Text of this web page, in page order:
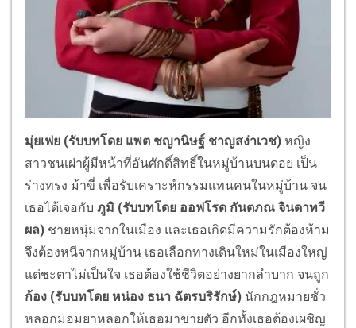
มุ่ยเฟย (รับบทโดย แพต ชญานิษฐ์ ชาญสง่าเวช) หญิง
สาวชนเผ่าผู้มีหน้าที่อันศักดิ์สิทธิ์ในหมู่บ้านบนดอย เป็น
ร่างทรง ม้าขี่ เพื่อรับเคราะห์กรรมแทนคนในหมู่บ้าน จน
เธอได้เจอกับ ภูมิ (รับบทโดย ออฟโรด กันตภณ จินดาทวี
ผล) ชายหนุ่มจากในเมือง และเธอเกิดมีความรักต้องห้าม
จึงต้องหนีจากหมู่บ้าน เธอเลือกทางเดินใหม่ในเมืองใหญ่
แต่ชะตาไม่เป็นใจ เธอต้องใช้ชีวิตอย่างยากลำบาก จนถูก
ก้อง (รับบทโดย หน่อง ธนา ฉัตรบริรักษ์) นักกฎหมายชั่ว
หลอกมอมยาหลอกให้เธอมาขายตัว อีกทั้งเธอต้องเผชิญ